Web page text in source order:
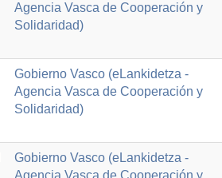
Agencia Vasca de Cooperación y
Solidaridad)
Gobierno Vasco (eLankidetza -
Agencia Vasca de Cooperación y
Solidaridad)
Gobierno Vasco (eLankidetza -
Agencia Vasca de Cooperación y